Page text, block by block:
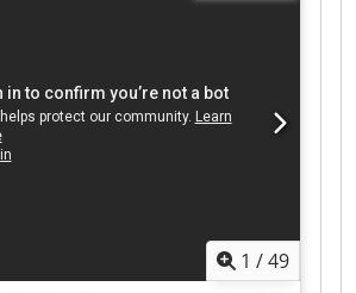
immédiatement L'installation
de fonctionnement et peut être
sur rendez-vous. Veuillez
une offre juste et réaliste.
1 /49